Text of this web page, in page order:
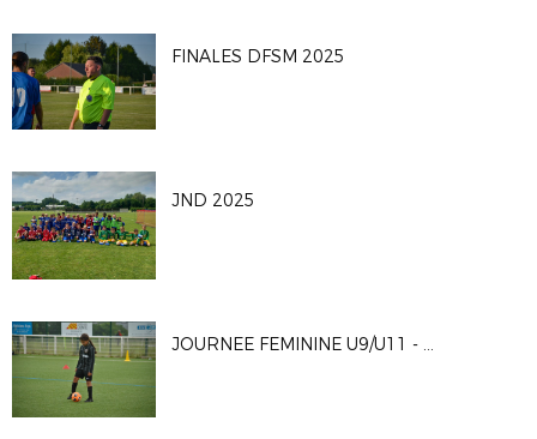
FINALES DFSM 2025
JND 2025
JOURNEE FEMININE U9/U11 - 24 MAI 2025